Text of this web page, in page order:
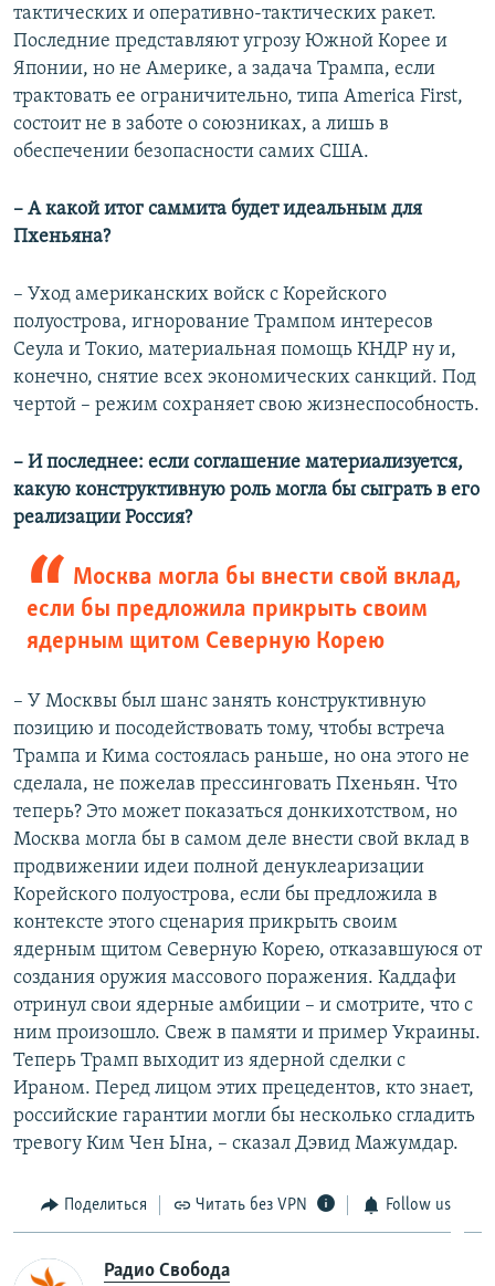
тактических и оперативно-тактических ракет.
Последние представляют угрозу Южной Корее и
Японии, но не Америке, а задача Трампа, если
трактовать ее ограничительно, типа America First,
состоит не в заботе о союзниках, а лишь в
обеспечении безопасности самих США.
– А какой итог саммита будет идеальным для
Пхеньяна?
– Уход американских войск с Корейского
полуострова, игнорование Трампом интересов
Сеула и Токио, материальная помощь КНДР ну и,
конечно, снятие всех экономических санкций. Под
чертой – режим сохраняет свою жизнеспособность.
– И последнее: если соглашение материализуется,
какую конструктивную роль могла бы сыграть в его
реализации Россия?
Москва могла бы внести свой вклад,
если бы предложила прикрыть своим
ядерным щитом Северную Корею
– У Москвы был шанс занять конструктивную
позицию и посодействовать тому, чтобы встреча
Трампа и Кима состоялась раньше, но она этого не
сделала, не пожелав прессинговать Пхеньян. Что
теперь? Это может показаться донкихотством, но
Москва могла бы в самом деле внести свой вклад в
продвижении идеи полной денуклеаризации
Корейского полуострова, если бы предложила в
контексте этого сценария прикрыть своим
ядерным щитом Северную Корею, отказавшуюся от
создания оружия массового поражения. Каддафи
отринул свои ядерные амбиции – и смотрите, что с
ним произошло. Свеж в памяти и пример Украины.
Теперь Трамп выходит из ядерной сделки с
Ираном. Перед лицом этих прецедентов, кто знает,
российские гарантии могли бы несколько сгладить
тревогу Ким Чен Ына, – сказал Дэвид Мажумдар.
Поделиться Читать без VPN Follow us
Радио Свобода